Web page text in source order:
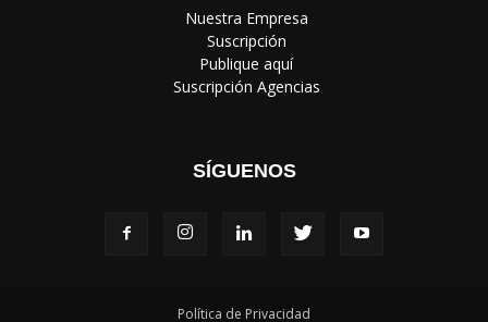
‎ Nuestra Empresa
‎ Suscripción
‎ Publique aquí
‎ Suscripción Agencias
SÍGUENOS
Política de Privacidad